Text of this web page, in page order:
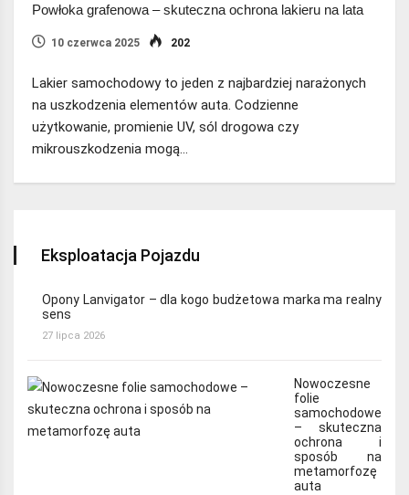
Powłoka grafenowa – skuteczna ochrona lakieru na lata
10 czerwca 2025 202
Lakier samochodowy to jeden z najbardziej narażonych
na uszkodzenia elementów auta. Codzienne
użytkowanie, promienie UV, sól drogowa czy
mikrouszkodzenia mogą…
Eksploatacja Pojazdu
Opony Lanvigator – dla kogo budżetowa marka ma realny
sens
27 lipca 2026
Nowoczesne
folie
samochodowe
– skuteczna
ochrona i
sposób na
metamorfozę
auta